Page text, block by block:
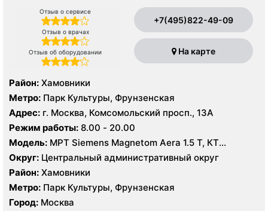
Отзыв о сервисе
Отзыв о врачах
Отзыв об оборудовании
+7(495)822-49-09
На карте
Район: Хамовники
Метро: Парк Культуры, Фрунзенская
Адрес: г. Москва, Комсомольский просп., 13А
Режим работы: 8.00 - 20.00
Модель: МРТ Siemens Magnetom Aera 1.5 T, КТ
SIEMENS Healthineers 64 среза, УЗИ Mindrey DS 8,
Philips Affiniti 70
Округ: Центральный административный округ
Район: Хамовники
Метро: Парк Культуры, Фрунзенская
Город: Москва